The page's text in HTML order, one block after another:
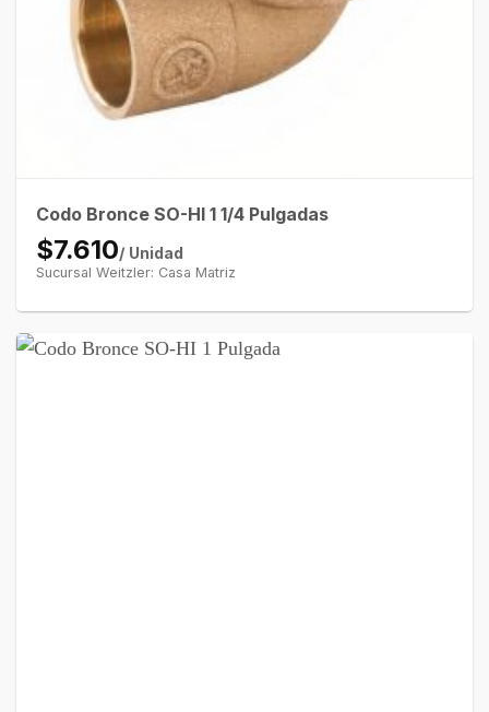
Codo Bronce SO-HI 1 1/4 Pulgadas
$7.610/ Unidad
Sucursal Weitzler: Casa Matriz